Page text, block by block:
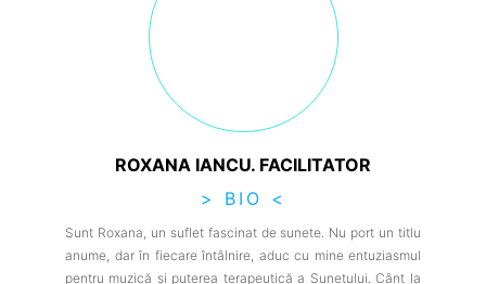
ROXANA IANCU. FACILITATOR
> BIO <
Sunt Roxana, un suflet fascinat de sunete. Nu port un titlu
anume, dar în fiecare întâlnire, aduc cu mine entuziasmul
pentru muzică și puterea terapeutică a Sunetului. Cânt la